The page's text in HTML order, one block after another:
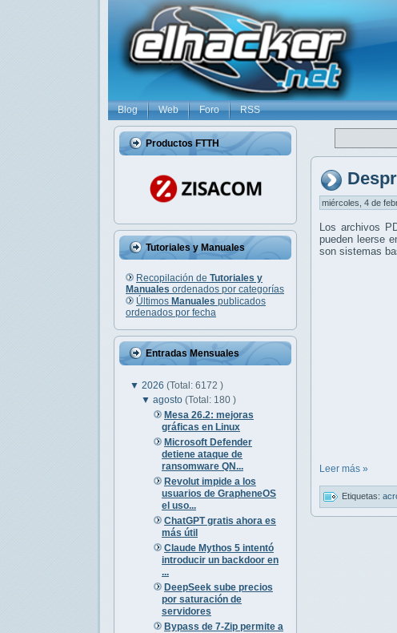
Blog Web Foro RSS
Productos FTTH
Tutoriales y Manuales
Recopilación de Tutoriales y
Manuales ordenados por categorías
Últimos Manuales publicados
ordenados por fecha
Entradas Mensuales
▼ 2026 (Total: 6172 )
▼agosto(Total: 180 )
Mesa 26.2: mejoras
gráficas en Linux
Microsoft Defender
detiene ataque de
ransomware QN...
Revolut impide a los
usuarios de GrapheneOS
el uso...
ChatGPT gratis ahora es
más útil
Claude Mythos 5 intentó
introducir un backdoor en
...
DeepSeek sube precios
por saturación de
servidores
Bypass de 7-Zip permite a
miércoles, 4 de
Los archivos
pueden leerse
son sistemas
Leer más »
Etiquetas: